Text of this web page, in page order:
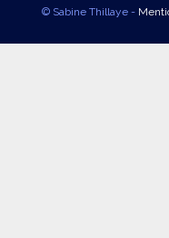
© Sabine Thillaye -